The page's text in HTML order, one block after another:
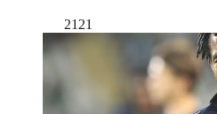
2121